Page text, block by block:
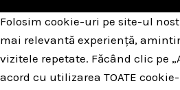
Folosim cookie-uri pe site-ul
mai relevantă experiență,
vizitele repetate. Făcând clic pe
acord cu utilizarea TOATE